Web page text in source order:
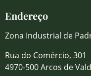
Endereço
Zona Industrial de
Rua do Comércio, 301
4970-500 Arcos de